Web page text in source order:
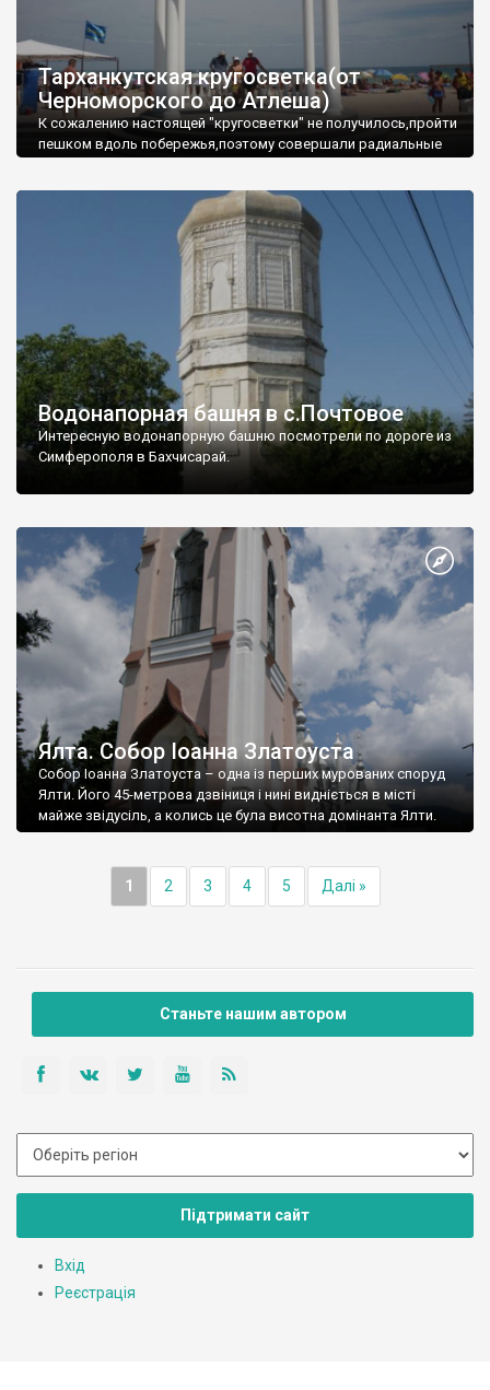
Тарханкутская кругосветка(от
Черноморского до Атлеша)
К сожалению настоящей "кругосветки" не получилось,пройти
пешком вдоль побережья,поэтому совершали радиальные
Водонапорная башня в с.Почтовое
Интересную водонапорную башню посмотрели по дороге из
Симферополя в Бахчисарай.
Ялта. Собор Іоанна Златоуста
Собор Іоанна Златоуста – одна із перших мурованих споруд
Ялти. Його 45-метрова дзвіниця і нині видніється в місті
майже звідусіль, а колись це була висотна домінанта Ялти.
1 2 3 4 5 Далі »
Станьте нашим автором
Підтримати сайт
Вхід
Реєстрація